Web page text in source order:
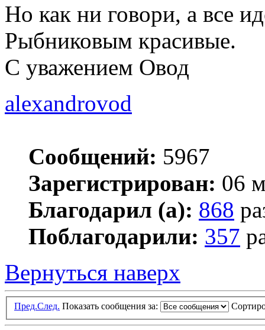
Но как ни говори, а все
Рыбниковым красивые.
С уважением Овод
alexandrovod
Сообщений: 5967
Зарегистрирован: 06
Благодарил (а): 868
Поблагодарили: 357
Вернуться наверх
Пред.След. Показать сообщения за: